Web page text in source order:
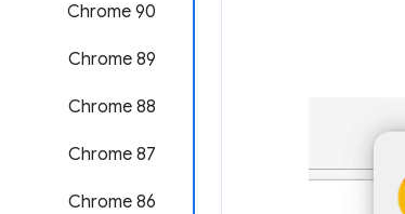
Chrome 90
Chrome 89
Chrome 88
Chrome 87
Chrome 86